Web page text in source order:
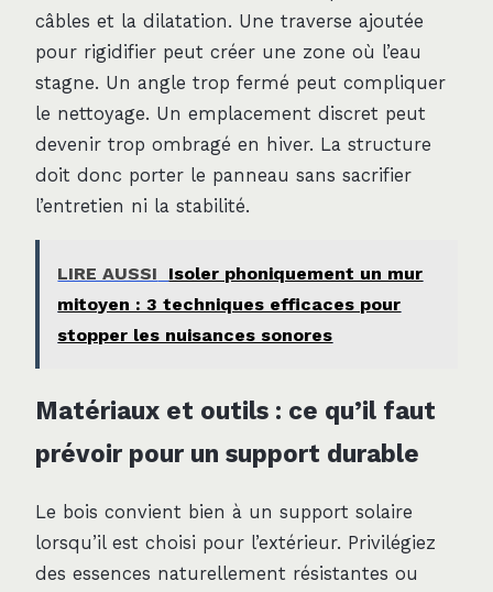
câbles et la dilatation. Une traverse ajoutée
pour rigidifier peut créer une zone où l’eau
stagne. Un angle trop fermé peut compliquer
le nettoyage. Un emplacement discret peut
devenir trop ombragé en hiver. La structure
doit donc porter le panneau sans sacrifier
l’entretien ni la stabilité.
LIRE AUSSI
Isoler phoniquement un mur
mitoyen : 3 techniques efficaces pour
stopper les nuisances sonores
Matériaux et outils : ce qu’il faut
prévoir pour un support durable
Le bois convient bien à un support solaire
lorsqu’il est choisi pour l’extérieur. Privilégiez
des essences naturellement résistantes ou